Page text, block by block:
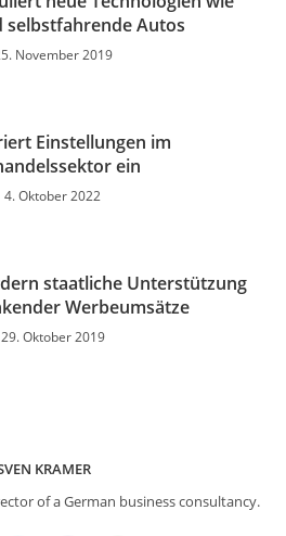
selbstfahrende Autos
November 2019
Einstellungen im
ein
4. Oktober 2022
staatliche Unterstützung
Werbeumsätze
29. Oktober 2019
KRAMER
of a German business consultancy.